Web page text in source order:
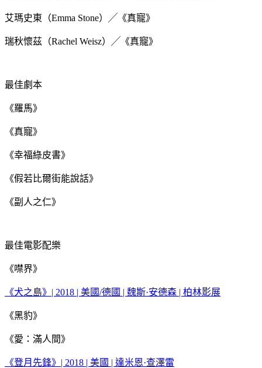
艾瑪史東（Emma Stone）╱《真寵》
瑞秋懷茲（Rachel Weisz）╱《真寵》
最佳劇本
《羅馬》
《真寵》
《幸福綠皮書》
《假若比爾街能說話》
《副人之仁》
最佳電影配樂
《噤界》
《犬之島》| 2018 | 美國/德國 | 魏斯·安德森 | 柏林影展
《黑豹》
《愛：滿人間》
《登月先鋒》| 2018 | 美國 | 達米恩·查澤雷